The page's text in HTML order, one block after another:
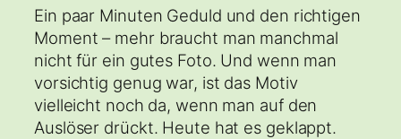
Ein paar Minuten Geduld und den richtigen
Moment – mehr braucht man manchmal
nicht für ein gutes Foto. Und wenn man
vorsichtig genug war, ist das Motiv
vielleicht noch da, wenn man auf den
Auslöser drückt. Heute hat es geklappt.